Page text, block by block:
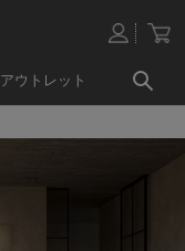
アウトレット